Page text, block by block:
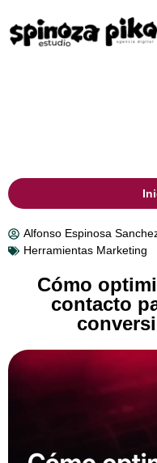
Alfonso Espinosa
Herramientas Marketing
Cómo
contacto